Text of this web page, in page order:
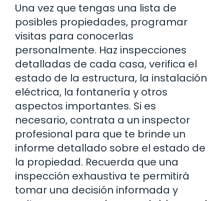
Una vez que tengas una lista de
posibles propiedades, programar
visitas para conocerlas
personalmente. Haz inspecciones
detalladas de cada casa, verifica el
estado de la estructura, la instalación
eléctrica, la fontanería y otros
aspectos importantes. Si es
necesario, contrata a un inspector
profesional para que te brinde un
informe detallado sobre el estado de
la propiedad. Recuerda que una
inspección exhaustiva te permitirá
tomar una decisión informada y